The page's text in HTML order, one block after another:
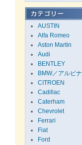
AUSTIN
Alfa Romeo
Aston Martin
Audi
BENTLEY
BMW／アルピナ
CITROEN
Cadillac
Caterham
Chevrolet
Ferrari
Fiat
Ford